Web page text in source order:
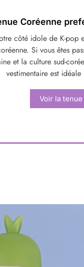
Coréenne
côté idole de K-pop
Si vous êtes
et la culture sud-
vestimentaire est
Voir la tenue